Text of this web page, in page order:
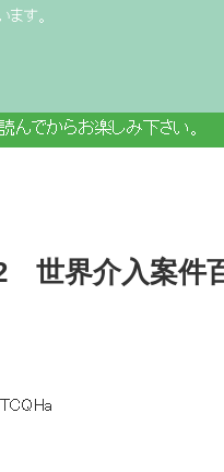
す。
でからお楽しみ下さい。
世界介入案件